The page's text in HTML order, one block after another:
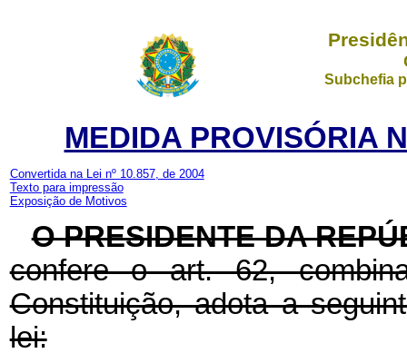
Subchefia
MEDIDA PROVISÓRIA
Convertida na Lei nº 10.857, de 2004
Texto para impressão
Exposição de Motivos
OPRESIDENTE DA
confere o art. 62,
Constituição, adota a
lei: